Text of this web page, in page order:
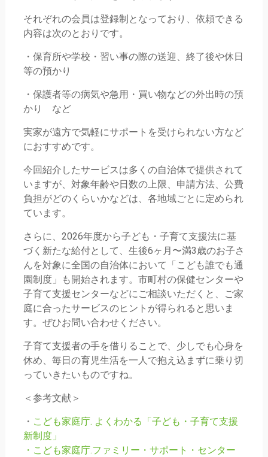
それぞれの会員は登録制となっており、依頼できる
内容は次のとおりです。
・保育所や学校・習い事の際の送迎、終了後や休日
等の預かり
・保護者等の病気や急用・買い物などの外出時の預
かり など
実家が遠方で気軽にサポートを受けられない方など
におすすめです。
今回紹介したサービスは多くの自治体で提供されて
いますが、対象年齢や日数の上限、申請方法、公費
負担がどのくらいかなどは、各地域ごとに定められ
ています。
さらに、2026年度から子ども・子育て支援法に基
づく新たな給付として、生後6ヶ月〜満3歳のお子さ
んを対象に全国の自治体において「こども誰でも通
園制度」も開始されます。市町村の保健センターや
子育て支援センターなどにご相談いただくと、ご家
庭に合ったサービスのヒントが得られると思いま
す。ぜひお問い合わせください。
子育て支援者の手を借りることで、少しでも心身を
休め、毎日の育児生活を一人で抱え込まずに乗り切
っていきたいものですね。
＜参考文献＞
・ こども家庭庁. よくわかる「子ども・子育て支援
新制度」
・こども家庭庁.ファミリー・サポート・センター